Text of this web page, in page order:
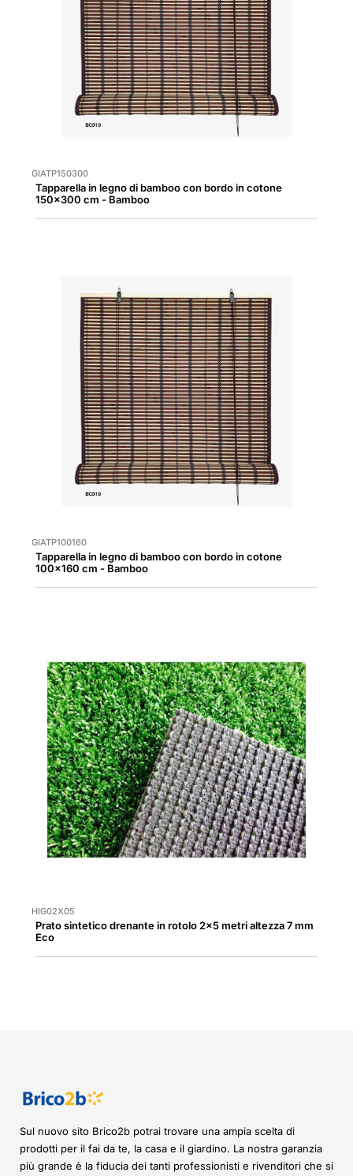
GIATP150300
Tapparella in legno di bamboo con bordo in cotone
150x300 cm - Bamboo
GIATP100160
Tapparella in legno di bamboo con bordo in cotone
100x160 cm - Bamboo
HIG02X05
Prato sintetico drenante in rotolo 2x5 metri altezza 7 mm
Eco
Sul nuovo sito Brico2b potrai trovare una ampia scelta di
prodotti per il fai da te, la casa e il giardino. La nostra garanzia
più grande è la fiducia dei tanti professionisti e rivenditori che si